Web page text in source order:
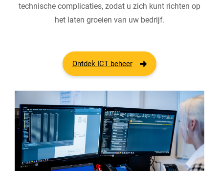
technische complicaties, zodat u zich kunt richten op
het laten groeien van uw bedrijf.
Ontdek ICT beheer